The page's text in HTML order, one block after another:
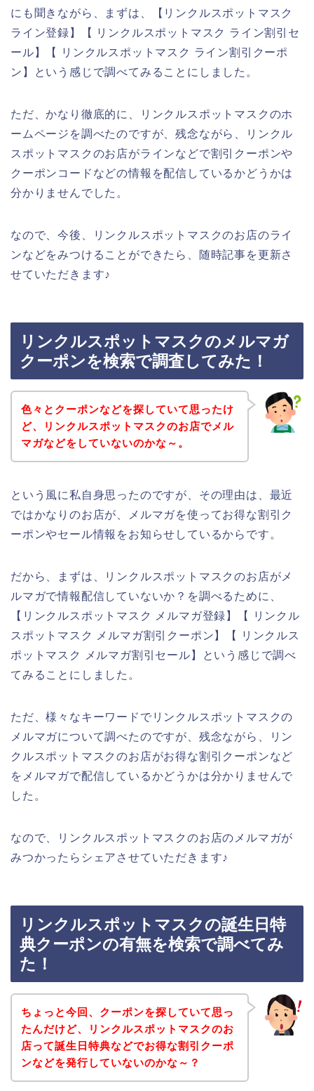
にも聞きながら、まずは、【リンクルスポットマスク
ライン登録】【 リンクルスポットマスク ライン割引セ
ール】【 リンクルスポットマスク ライン割引クーポ
ン】という感じで調べてみることにしました。
ただ、かなり徹底的に、リンクルスポットマスクのホ
ームページを調べたのですが、残念ながら、リンクル
スポットマスクのお店がラインなどで割引クーポンや
クーポンコードなどの情報を配信しているかどうかは
分かりませんでした。
なので、今後、リンクルスポットマスクのお店のライ
ンなどをみつけることができたら、随時記事を更新さ
せていただきます♪
リンクルスポットマスクのメルマガ
クーポンを検索で調査してみた！
色々とクーポンなどを探していて思ったけ
ど、リンクルスポットマスクのお店でメル
マガなどをしていないのかな～。
という風に私自身思ったのですが、その理由は、最近
ではかなりのお店が、メルマガを使ってお得な割引ク
ーポンやセール情報をお知らせしているからです。
だから、まずは、リンクルスポットマスクのお店がメ
ルマガで情報配信していないか？を調べるために、
【リンクルスポットマスク メルマガ登録】【 リンクル
スポットマスク メルマガ割引クーポン】【 リンクルス
ポットマスク メルマガ割引セール】という感じで調べ
てみることにしました。
ただ、様々なキーワードでリンクルスポットマスクの
メルマガについて調べたのですが、残念ながら、リン
クルスポットマスクのお店がお得な割引クーポンなど
をメルマガで配信しているかどうかは分かりませんで
した。
なので、リンクルスポットマスクのお店のメルマガが
みつかったらシェアさせていただきます♪
リンクルスポットマスクの誕生日特
典クーポンの有無を検索で調べてみ
た！
ちょっと今回、クーポンを探していて思っ
たんだけど、リンクルスポットマスクのお
店って誕生日特典などでお得な割引クーポ
ンなどを発行していないのかな～？